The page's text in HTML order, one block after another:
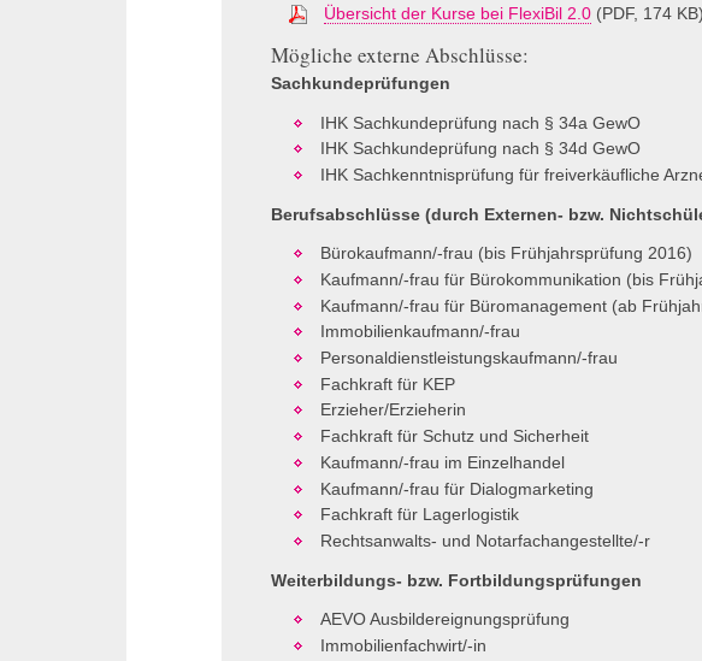
Übersicht der Kurse bei FlexiBil 2.0(PDF, 174 KB)
Mögliche externe Abschlüsse:
Sachkundeprüfungen
IHKSachkundeprüfung nach § 34a GewO
IHKSachkundeprüfung nach § 34d GewO
IHKSachkenntnisprüfung für freiverkäufliche
Berufsabschlüsse (durch Externen- bzw.
Bürokaufmann/-frau (bis Frühjahrsprüfung 2016)
Kaufmann/-frau für Bürokommunikation (bis
Kaufmann/-frau für Büromanagement (ab
Immobilienkaufmann/-frau
Personaldienstleistungskaufmann/-frau
Fachkraft für KEP
Erzieher/Erzieherin
Fachkraft für Schutz und Sicherheit
Kaufmann/-frau im Einzelhandel
Kaufmann/-frau für Dialogmarketing
Fachkraft für Lagerlogistik
Rechtsanwalts- und Notarfachangestellte/-r
Weiterbildungs- bzw. Fortbildungsprüfungen
AEVOAusbildereignungsprüfung
Immobilienfachwirt/-in